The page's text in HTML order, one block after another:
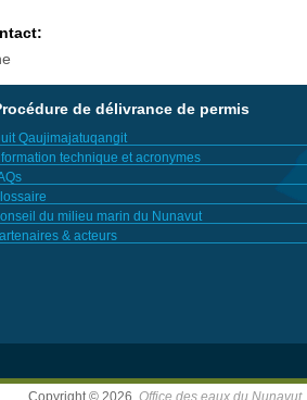
de délivrance de permis
Qaujimajatuqangit
technique et acronymes
du milieu marin du Nunavut
& acteurs
Copyright © 2026, Office des eaux du Nunavut